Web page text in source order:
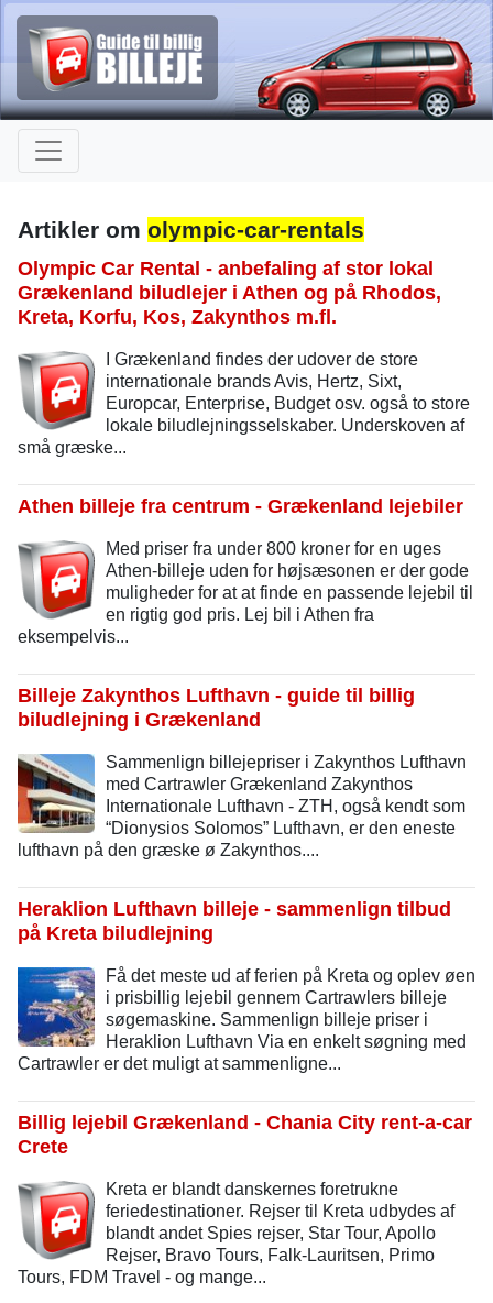
Artikler om olympic-car-rentals
Olympic Car Rental - anbefaling af stor lokal
Grækenland biludlejer i Athen og på Rhodos,
Kreta, Korfu, Kos, Zakynthos m.fl.
I Grækenland findes der udover de store
internationale brands Avis, Hertz, Sixt,
Europcar, Enterprise, Budget osv. også to store
lokale biludlejningsselskaber. Underskoven af
små græske...
Athen billeje fra centrum - Grækenland lejebiler
Med priser fra under 800 kroner for en uges
Athen-billeje uden for højsæsonen er der gode
muligheder for at at finde en passende lejebil til
en rigtig god pris. Lej bil i Athen fra
eksempelvis...
Billeje Zakynthos Lufthavn - guide til billig
biludlejning i Grækenland
Sammenlign billejepriser i Zakynthos Lufthavn
med Cartrawler Grækenland Zakynthos
Internationale Lufthavn - ZTH, også kendt som
“Dionysios Solomos” Lufthavn, er den eneste
lufthavn på den græske ø Zakynthos....
Heraklion Lufthavn billeje - sammenlign tilbud
på Kreta biludlejning
Få det meste ud af ferien på Kreta og oplev øen
i prisbillig lejebil gennem Cartrawlers billeje
søgemaskine. Sammenlign billeje priser i
Heraklion Lufthavn Via en enkelt søgning med
Cartrawler er det muligt at sammenligne...
Billig lejebil Grækenland - Chania City rent-a-car
Crete
Kreta er blandt danskernes foretrukne
feriedestinationer. Rejser til Kreta udbydes af
blandt andet Spies rejser, Star Tour, Apollo
Rejser, Bravo Tours, Falk-Lauritsen, Primo
Tours, FDM Travel - og mange...